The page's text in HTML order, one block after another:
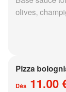
olives,
Pizza
Dès 11.00